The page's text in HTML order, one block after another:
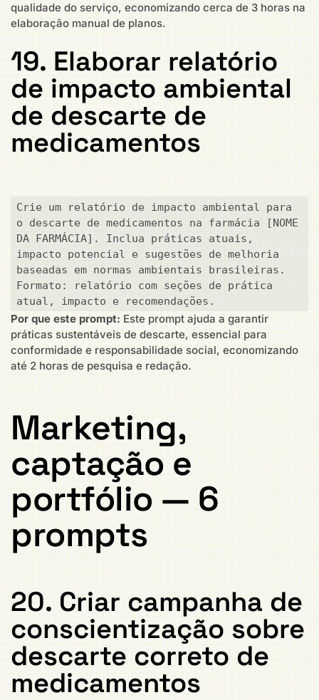
qualidade do serviço, economizando cerca de 3 horas na
elaboração manual de planos.
19. Elaborar relatório
de impacto ambiental
de descarte de
medicamentos
Crie um relatório de impacto ambiental para
o descarte de medicamentos na farmácia [NOME
DA FARMÁCIA]. Inclua práticas atuais,
impacto potencial e sugestões de melhoria
baseadas em normas ambientais brasileiras.
Formato: relatório com seções de prática
atual, impacto e recomendações.
Por que este prompt: Este prompt ajuda a garantir
práticas sustentáveis de descarte, essencial para
conformidade e responsabilidade social, economizando
até 2 horas de pesquisa e redação.
Marketing,
captação e
portfólio — 6
prompts
20. Criar campanha de
conscientização sobre
descarte correto de
medicamentos